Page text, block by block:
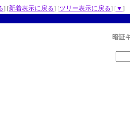
] [新着表示に戻る] [ツリー表示に戻る] [▼ ]
暗証